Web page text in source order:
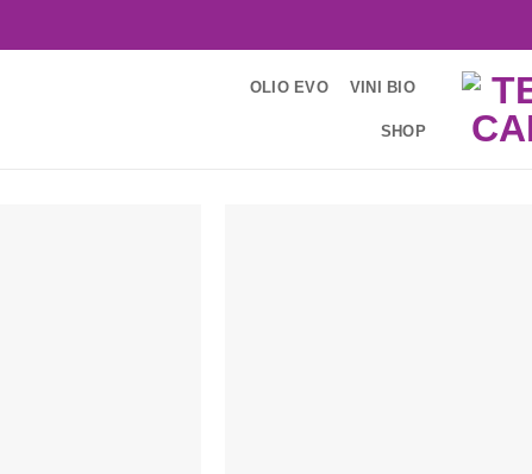
OLIO EVO VINI BIO
SHOP